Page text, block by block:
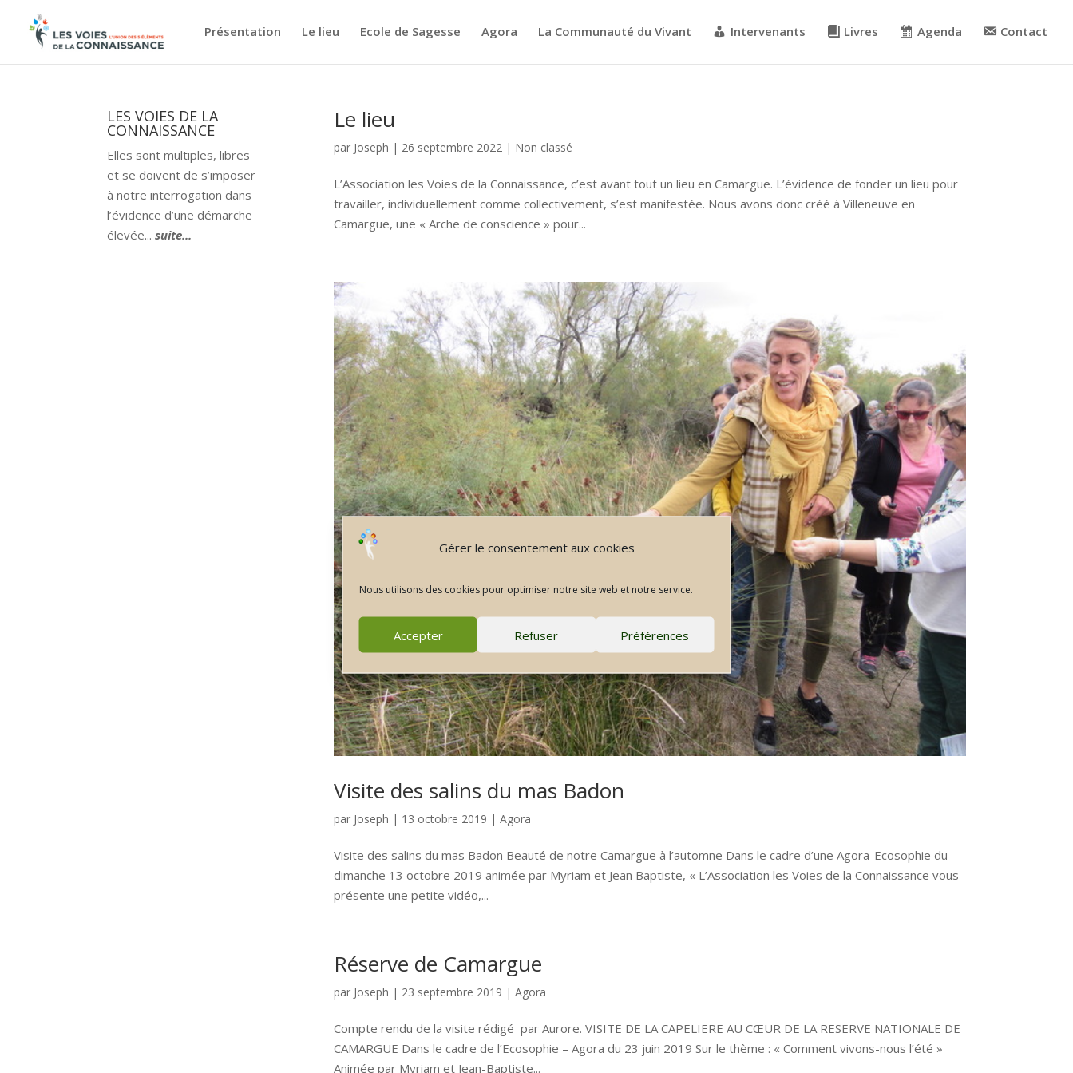
Gérer le consentement aux cookies
Nous utilisons des cookies pour optimiser notre site web et notre service.
Accepter Refuser Préférences
Présentation Le lieu Ecole de Sagesse Agora La Communauté du Vivant Intervenants Livres Agenda Contact
Le lieu
par Joseph | 26 septembre 2022| Non classé
L’Association les Voies de la Connaissance, c’est avant tout un lieu en Camargue. L’évidence de fonder un lieu pour
travailler, individuellement comme collectivement, s’est manifestée. Nous avons donc créé à Villeneuve en
Camargue, une « Arche de conscience » pour...
Visite des salins du mas Badon
par Joseph | 13 octobre 2019 | Agora
Visite des salins du mas Badon Beauté de notre Camargue à l’automne Dans le cadre d’une Agora-Ecosophie du
dimanche 13 octobre 2019 animée par Myriam et Jean Baptiste, « L’Association les Voies de la Connaissance vous
présente une petite vidéo,...
Réserve de Camargue
par Joseph | 23 septembre 2019 | Agora
Compte rendu de la visite rédigé par Aurore. VISITE DE LA CAPELIERE AU CŒUR DE LA RESERVE NATIONALE DE
CAMARGUE Dans le cadre de l’Ecosophie – Agora du 23 juin 2019 Sur le thème : « Comment vivons-nous l’été »
Animée par Myriam et Jean-Baptiste...
LES VOIES DE LA
CONNAISSANCE
Elles sont multiples, libres
et se doivent de s’imposer
à notre interrogation dans
l’évidence d’une démarche
élevée...suite...